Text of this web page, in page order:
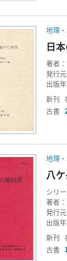
地理
日
著者：
発行元
出版年
新刊
古書
地理
八
シリー
著者：
発行元
出版年
新刊
古書